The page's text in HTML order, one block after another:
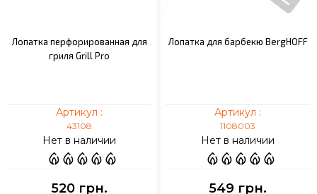
Лопатка перфорированная для
гриля Grill Pro
Артикул :
43108
Нет в наличии
520 грн.
Лопатка для барбекю BergHOFF
Артикул :
1108003
Нет в наличии
549 грн.